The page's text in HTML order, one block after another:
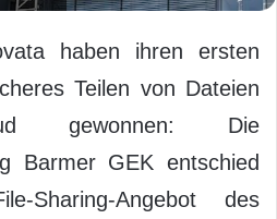
haben ihren ersten
Teilen von Dateien
gewonnen: Die
Barmer GEK entschied
Angebot des